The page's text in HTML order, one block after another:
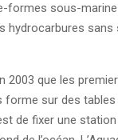
formes sous-
hydrocarbures sans
2003 que les
forme sur des tables
de fixer une station